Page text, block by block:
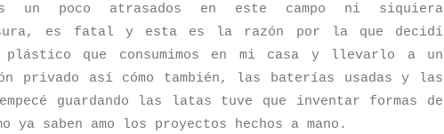
un poco atrasados en este campo ni siquiera
es fatal y esta es la razón por la que decidí
que consumimos en mi casa y llevarlo a un
privado así cómo también, las baterías usadas y las
guardando las latas tuve que inventar formas de
ya saben amo los proyectos hechos a mano.